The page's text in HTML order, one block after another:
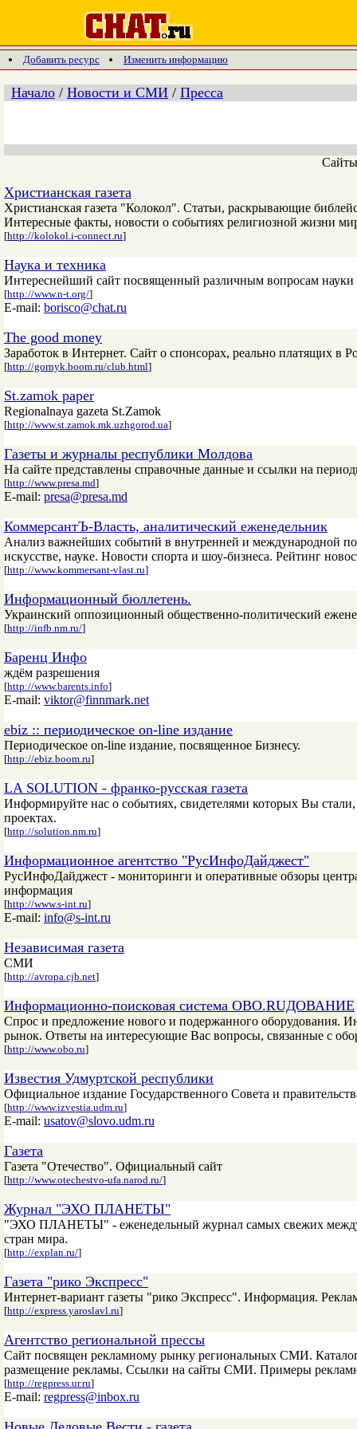
Добавить ресурс Изменить информацию
Начало / Новости и СМИ / Пресса
Христианская газета
Христианская газета "Колокол". Статьи, раскрывающие
Интересные факты, новости о событиях религиозной жизни
[http://kolokol.i-connect.ru]
Наука и техника
Интереснейший сайт посвященный различным вопросам
[http://www.n-t.org/]
E-mail: borisco@chat.ru
The good money
Заработок в Интернет. Сайт о спонсорах, реально платящих в
[http://gornyk.boom.ru/club.html]
St.zamok paper
Regionalnaya gazeta St.Zamok
[http://www.st.zamok.mk.uzhgorod.ua]
Газеты и журналы республики Молдова
На сайте представлены справочные данные и ссылки на
[http://www.presa.md]
E-mail: presa@presa.md
КоммерсантЪ-Власть, аналитический еженедельник
Анализ важнейших событий в внутренней и международной
искусстве, науке. Новости спорта и шоу-бизнеса. Рейтинг
[http://www.kommersant-vlast.ru]
Информационный бюллетень.
Украинский оппозиционный общественно-политический
[http://infb.nm.ru/]
Баренц Инфо
ждём разрешения
[http://www.barents.info]
E-mail: viktor@finnmark.net
ebiz :: периодическое on-line издание
Периодическое on-line издание, посвященное Бизнесу.
[http://ebiz.boom.ru]
LA SOLUTION - франко-русская газета
Информируйте нас о событиях, свидетелями которых Вы
проектах.
[http://solution.nm.ru]
Информационное агентство "РусИнфоДайджест"
РусИнфоДайджест - мониторинги и оперативные обзоры
информация
[http://www.s-int.ru]
E-mail: info@s-int.ru
Независимая газета
СМИ
[http://avropa.cjb.net]
Информационно-поисковая система OBO.RUДОВАНИЕ
Спрос и предложение нового и подержанного оборудования.
рынок. Ответы на интересующие Вас вопросы, связанные с
[http://www.obo.ru]
Известия Удмуртской республики
Официальное издание Государственного Совета и
[http://www.izvestia.udm.ru]
E-mail: usatov@slovo.udm.ru
Газета
Газета "Отечество". Официальный сайт
[http://www.otechestvo-ufa.narod.ru/]
Журнал "ЭХО ПЛАНЕТЫ"
"ЭХО ПЛАНЕТЫ" - еженедельный журнал самых свежих
стран мира.
[http://explan.ru/]
Газета "рико Экспресс"
Интернет-вариант газеты "рико Экспресс". Информация.
[http://express.yaroslavl.ru]
Агентство региональной прессы
Сайт посвящен рекламному рынку региональных СМИ.
размещение рекламы. Ссылки на сайты СМИ. Примеры
[http://regpress.ur.ru]
E-mail: regpress@inbox.ru